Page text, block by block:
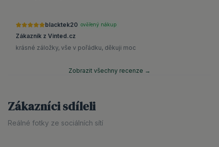
blacktek20 ověřený nákup
Zákazník z Vinted.cz
krásné záložky, vše v pořádku, děkuji moc
Zobrazit všechny recenze →
Zákazníci sdíleli
Reálné fotky ze sociálních sítí